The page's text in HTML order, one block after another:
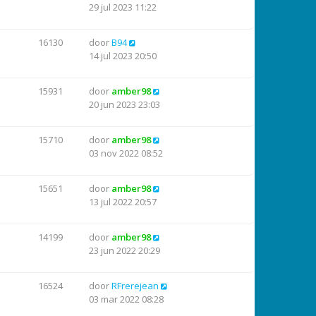
29 jul 2023 11:22
16130 doorB94
14 jul 2023 20:50
15931 door amber98
20 jun 2023 23:03
15710 door amber98
03 nov 2022 08:52
15651 door amber98
13 jul 2022 20:57
14199 door amber98
23 jun 2022 20:29
16524 doorRFrerejean
03 mar 2022 08:28